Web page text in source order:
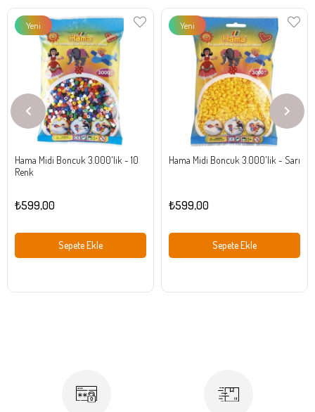
Hama Midi Boncuk 3.000'lik - 10
Renk
₺599,00
Sepete Ekle
Yeni
Ürün
Hama Midi Boncuk 3.000'lik - Sarı
₺599,00
Sepete Ekle
Yeni
Ürün